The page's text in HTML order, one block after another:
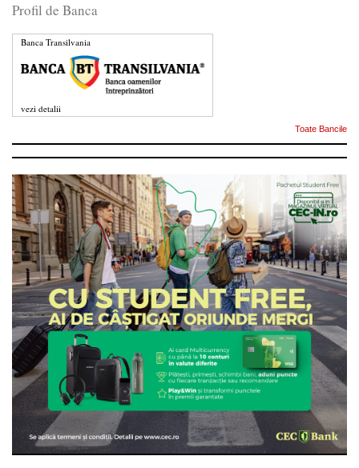
Profil de Banca
Banca Transilvania
vezi detalii
Toate Bancile